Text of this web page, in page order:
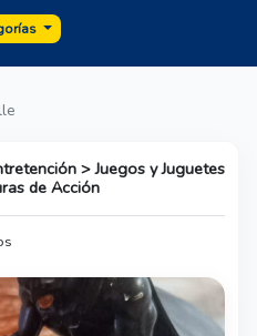
> Juegos y Juguetes
de Acción